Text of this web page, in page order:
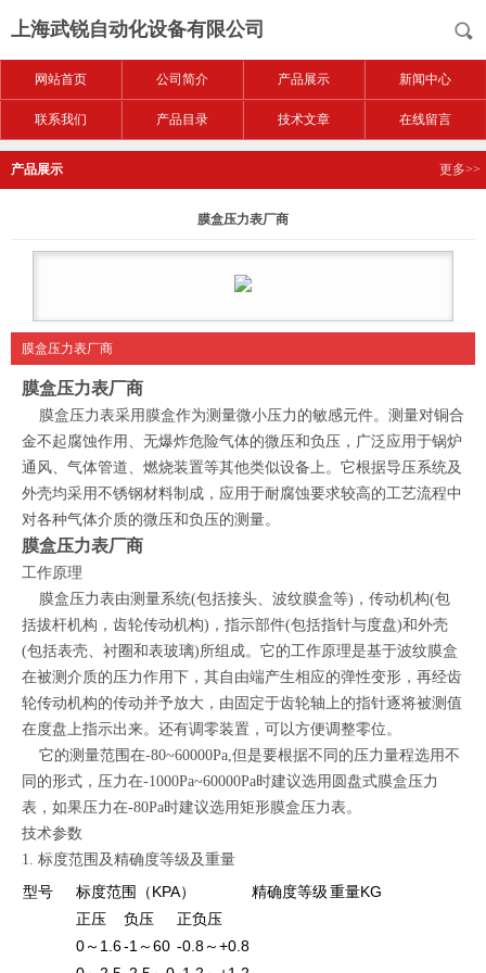
上海武锐自动化设备有限公司
网站首页 公司简介 产品展示 新闻中心
联系我们 产品目录 技术文章 在线留言
产品展示 更多>>
膜盒压力表厂商
膜盒压力表厂商
膜盒压力表厂商
膜盒压力表采用膜盒作为测量微小压力的敏感元件。测量对铜合
金不起腐蚀作用、无爆炸危险气体的微压和负压，广泛应用于锅炉
通风、气体管道、燃烧装置等其他类似设备上。它根据导压系统及
外壳均采用不锈钢材料制成，应用于耐腐蚀要求较高的工艺流程中
对各种气体介质的微压和负压的测量。
膜盒压力表厂商
工作原理
膜盒压力表由测量系统(包括接头、波纹膜盒等)，传动机构(包
括拔杆机构，齿轮传动机构)，指示部件(包括指针与度盘)和外壳
(包括表壳、衬圈和表玻璃)所组成。它的工作原理是基于波纹膜盒
在被测介质的压力作用下，其自由端产生相应的弹性变形，再经齿
轮传动机构的传动并予放大，由固定于齿轮轴上的指针逐将被测值
在度盘上指示出来。还有调零装置，可以方便调整零位。
它的测量范围在-80~60000Pa,但是要根据不同的压力量程选用不
同的形式，压力在-1000Pa~60000Pa时建议选用圆盘式膜盒压力
表，如果压力在-80Pa时建议选用矩形膜盒压力表。
技术参数
1. 标度范围及精确度等级及重量
型号 标度范围（KPA） 精确度等级重量KG
正压
负压
正负压
0～1.6-1～60 -0.8～+0.8